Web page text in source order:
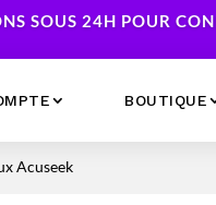
SOUS 24H POUR
BOUTIQUE
Acuseek